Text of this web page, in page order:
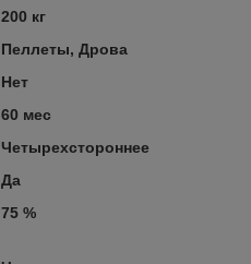
200 кг
Пеллеты, Дрова
Нет
60 мес
Четырехстороннее
Да
75 %